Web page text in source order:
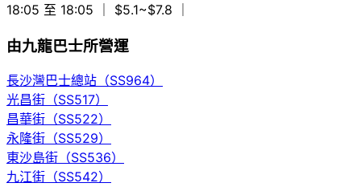
18:05 至 18:05 ｜ $5.1~$7.8
由九龍巴士所營運
長沙灣巴士總站（SS964）
光昌街（SS517）
昌華街（SS522）
永隆街（SS529）
東沙島街（SS536）
九江街（SS542）